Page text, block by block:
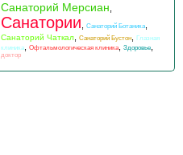
Санаторий Мерсиан
Санатории Санаторий Ботаника
Санаторий Чаткал Санаторий Бустон
Глазная
клиника
Офтальмологическая клиника Здоровье
доктор